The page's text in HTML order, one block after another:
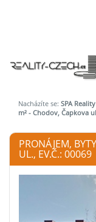
Nacházíte se: SPA
m² - Chodov, Čapkova
PRONÁJEM,
UL., EV.Č.: 00069